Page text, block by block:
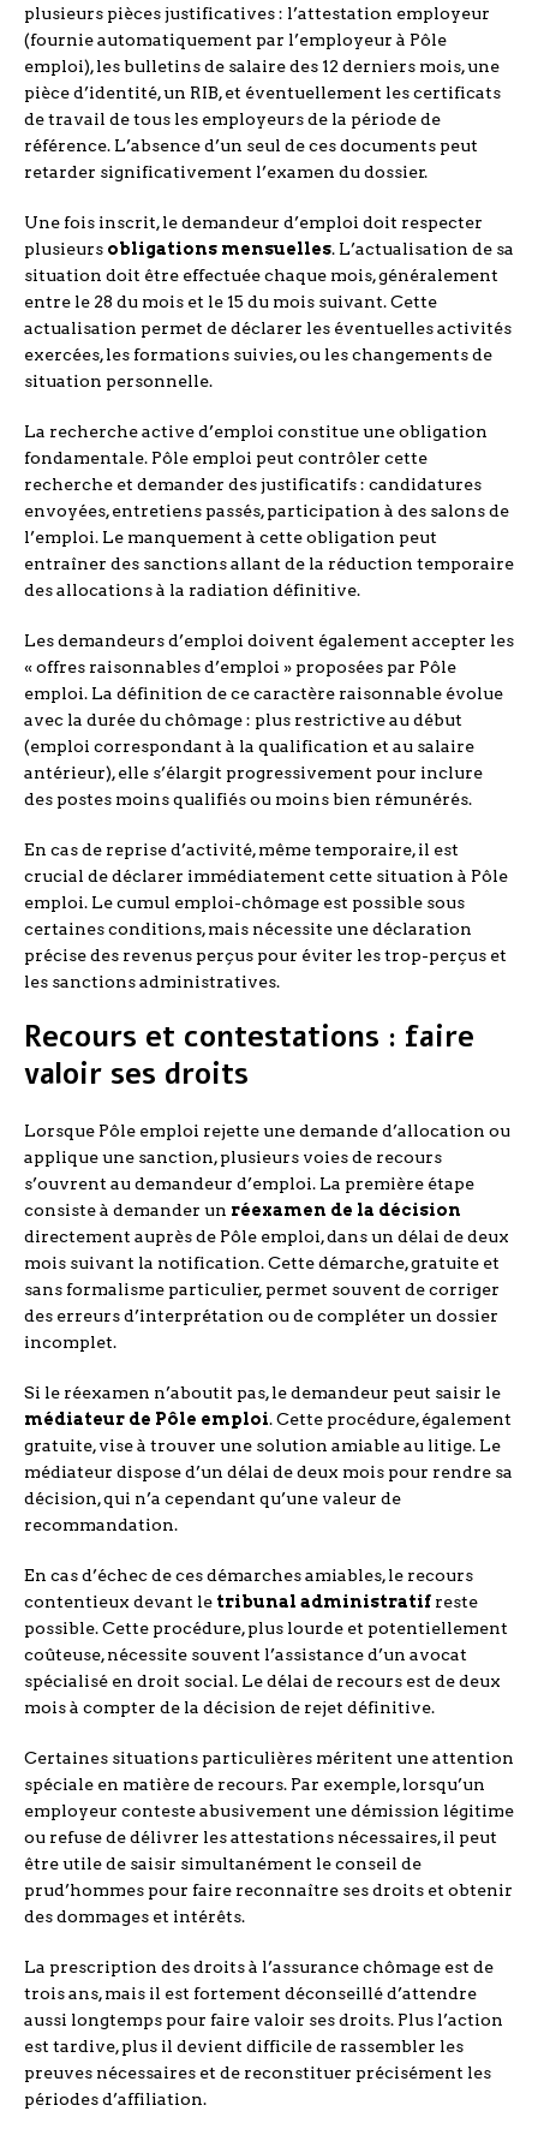
plusieurs pièces justificatives : l’attestation employeur
(fournie automatiquement par l’employeur à Pôle
emploi), les bulletins de salaire des 12 derniers mois, une
pièce d’identité, un RIB, et éventuellement les certificats
de travail de tous les employeurs de la période de
référence. L’absence d’un seul de ces documents peut
retarder significativement l’examen du dossier.
Une fois inscrit, le demandeur d’emploi doit respecter
plusieurs obligations mensuelles. L’actualisation de sa
situation doit être effectuée chaque mois, généralement
entre le 28 du mois et le 15 du mois suivant. Cette
actualisation permet de déclarer les éventuelles activités
exercées, les formations suivies, ou les changements de
situation personnelle.
La recherche active d’emploi constitue une obligation
fondamentale. Pôle emploi peut contrôler cette
recherche et demander des justificatifs : candidatures
envoyées, entretiens passés, participation à des salons de
l’emploi. Le manquement à cette obligation peut
entraîner des sanctions allant de la réduction temporaire
des allocations à la radiation définitive.
Les demandeurs d’emploi doivent également accepter les
« offres raisonnables d’emploi » proposées par Pôle
emploi. La définition de ce caractère raisonnable évolue
avec la durée du chômage : plus restrictive au début
(emploi correspondant à la qualification et au salaire
antérieur), elle s’élargit progressivement pour inclure
des postes moins qualifiés ou moins bien rémunérés.
En cas de reprise d’activité, même temporaire, il est
crucial de déclarer immédiatement cette situation à Pôle
emploi. Le cumul emploi-chômage est possible sous
certaines conditions, mais nécessite une déclaration
précise des revenus perçus pour éviter les trop-perçus et
les sanctions administratives.
Recours et contestations : faire
valoir ses droits
Lorsque Pôle emploi rejette une demande d’allocation ou
applique une sanction, plusieurs voies de recours
s’ouvrent au demandeur d’emploi. La première étape
consiste à demander un réexamen de la décision
directement auprès de Pôle emploi, dans un délai de deux
mois suivant la notification. Cette démarche, gratuite et
sans formalisme particulier, permet souvent de corriger
des erreurs d’interprétation ou de compléter un dossier
incomplet.
Si le réexamen n’aboutit pas, le demandeur peut saisir le
médiateur de Pôle emploi. Cette procédure, également
gratuite, vise à trouver une solution amiable au litige. Le
médiateur dispose d’un délai de deux mois pour rendre sa
décision, qui n’a cependant qu’une valeur de
recommandation.
En cas d’échec de ces démarches amiables, le recours
contentieux devant le tribunal administratif reste
possible. Cette procédure, plus lourde et potentiellement
coûteuse, nécessite souvent l’assistance d’un avocat
spécialisé en droit social. Le délai de recours est de deux
mois à compter de la décision de rejet définitive.
Certaines situations particulières méritent une attention
spéciale en matière de recours. Par exemple, lorsqu’un
employeur conteste abusivement une démission légitime
ou refuse de délivrer les attestations nécessaires, il peut
être utile de saisir simultanément le conseil de
prud’hommes pour faire reconnaître ses droits et obtenir
des dommages et intérêts.
La prescription des droits à l’assurance chômage est de
trois ans, mais il est fortement déconseillé d’attendre
aussi longtemps pour faire valoir ses droits. Plus l’action
est tardive, plus il devient difficile de rassembler les
preuves nécessaires et de reconstituer précisément les
périodes d’affiliation.